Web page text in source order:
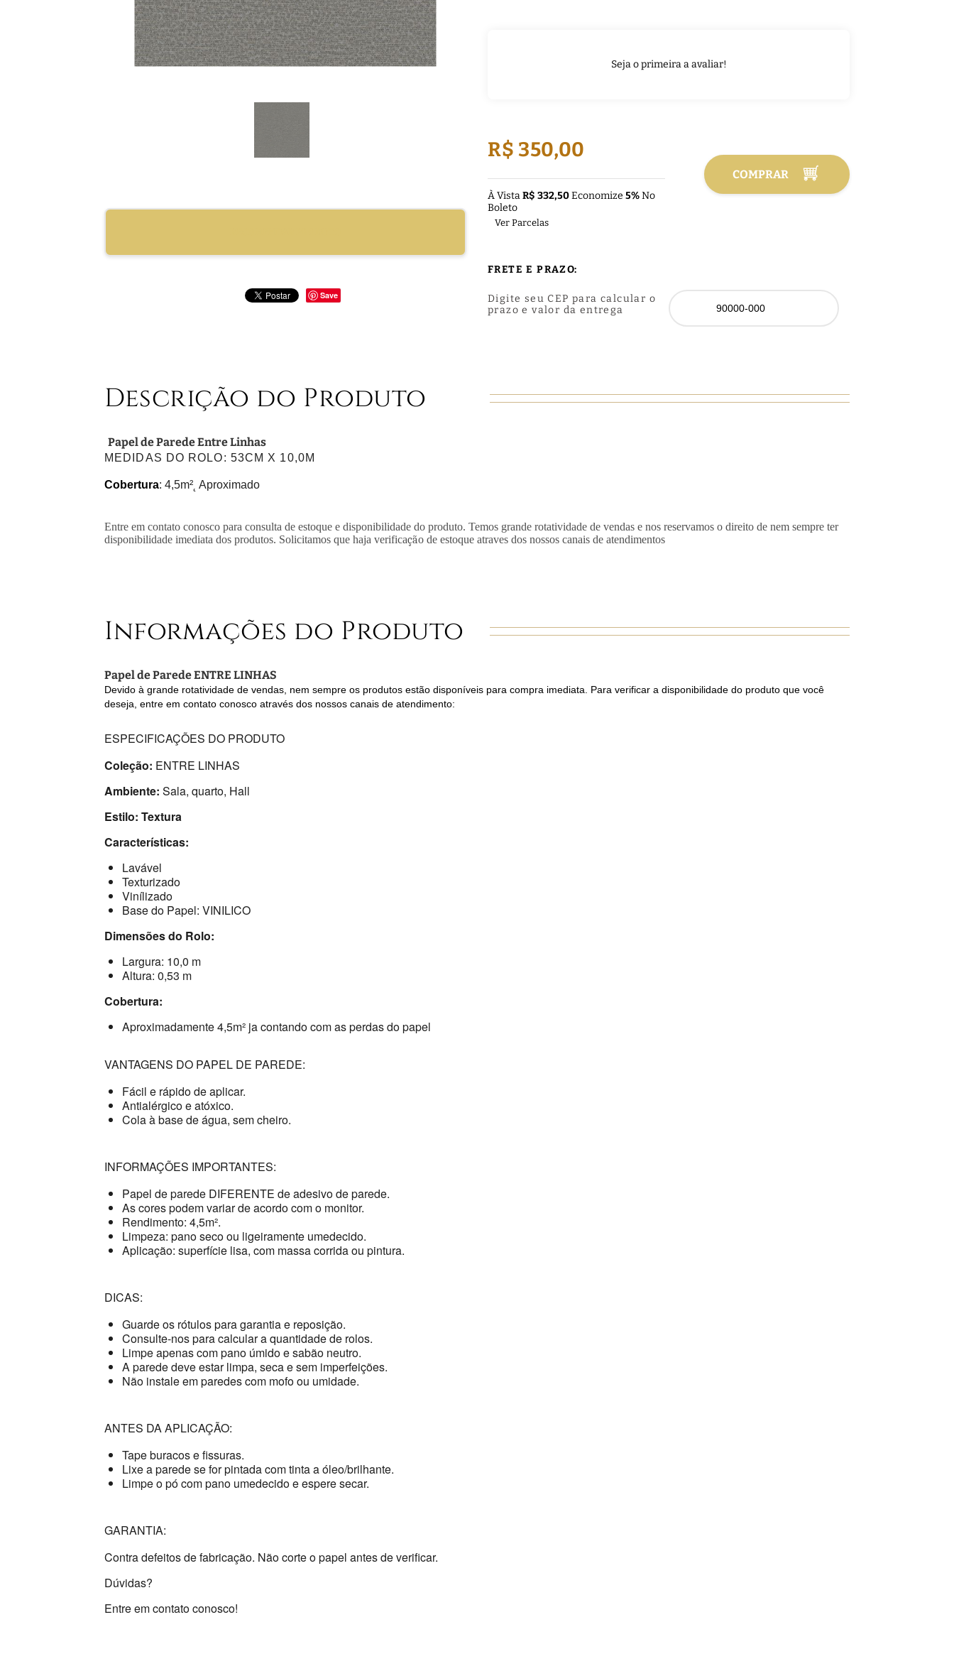
Save
Seja o primeira a avaliar!
R$ 350,00
À VistaR$ 332,50Economize 5%No
Boleto
Ver Parcelas
COMPRAR
FRETE E PRAZO:
Digite seu CEP para calcular o
prazo e valor da entrega
Descrição do Produto
Papel de Parede Entre Linhas
MEDIDAS DO ROLO: 53CM X 10,0M
Cobertura: 4,5m²˛ Aproximado
Entre em contato conosco para consulta de estoque e disponibilidade do produto. Temos grande rotatividade de vendas e nos reservamos o direito de nem sempre ter
disponibilidade imediata dos produtos. Solicitamos que haja verificação de estoque atraves dos nossos canais de atendimentos
Informações do Produto
Papel de Parede ENTRE LINHAS
Devido à grande rotatividade de vendas, nem sempre os produtos estão disponíveis para compra imediata. Para verificar a disponibilidade do produto que você
deseja, entre em contato conosco através dos nossos canais de atendimento:
ESPECIFICAÇÕES DO PRODUTO
Coleção: ENTRE LINHAS
Ambiente: Sala, quarto, Hall
Estilo: Textura
Características:
Lavável
Texturizado
Vinílizado
Base do Papel: VINILICO
Dimensões do Rolo:
Largura: 10,0 m
Altura: 0,53 m
Cobertura:
Aproximadamente 4,5m² ja contando com as perdas do papel
VANTAGENS DO PAPEL DE PAREDE:
Fácil e rápido de aplicar.
Antialérgico e atóxico.
Cola à base de água, sem cheiro.
INFORMAÇÕES IMPORTANTES:
Papel de parede DIFERENTE de adesivo de parede.
As cores podem variar de acordo com o monitor.
Rendimento: 4,5m².
Limpeza: pano seco ou ligeiramente umedecido.
Aplicação: superfície lisa, com massa corrida ou pintura.
DICAS:
Guarde os rótulos para garantia e reposição.
Consulte-nos para calcular a quantidade de rolos.
Limpe apenas com pano úmido e sabão neutro.
A parede deve estar limpa, seca e sem imperfeições.
Não instale em paredes com mofo ou umidade.
ANTES DA APLICAÇÃO:
Tape buracos e fissuras.
Lixe a parede se for pintada com tinta a óleo/brilhante.
Limpe o pó com pano umedecido e espere secar.
GARANTIA:
Contra defeitos de fabricação. Não corte o papel antes de verificar.
Dúvidas?
Entre em contato conosco!